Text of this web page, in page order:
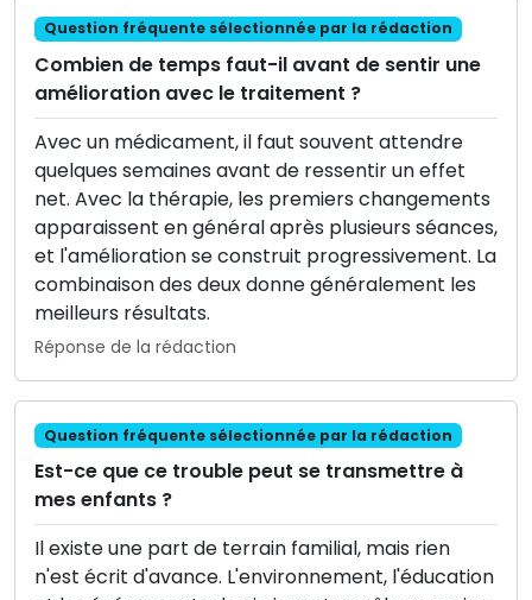
Question fréquente sélectionnée par la rédaction
Combien de temps faut-il avant de sentir une
amélioration avec le traitement ?
Avec un médicament, il faut souvent attendre
quelques semaines avant de ressentir un effet
net. Avec la thérapie, les premiers changements
apparaissent en général après plusieurs séances,
et l'amélioration se construit progressivement. La
combinaison des deux donne généralement les
meilleurs résultats.
Réponse de la rédaction
Question fréquente sélectionnée par la rédaction
Est-ce que ce trouble peut se transmettre à
mes enfants ?
Il existe une part de terrain familial, mais rien
n'est écrit d'avance. L'environnement, l'éducation